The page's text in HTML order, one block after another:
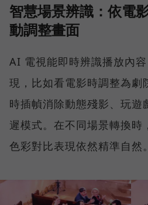
智慧場景辨識：依電
動調整畫面
AI 電視能即時辨識播放內
現，比如看電影時調整為劇
時插幀消除動態殘影、玩遊
遲模式。在不同場景轉換時
色彩對比表現依然精準自然。